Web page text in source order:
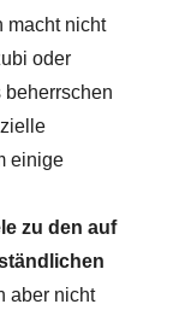
macht nicht
oder
beherrschen
einige
zu den auf
aber nicht